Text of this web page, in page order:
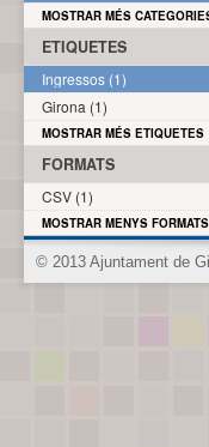
MOSTRAR MÉS
ETIQUETES
Ingressos (1)
Girona (1)
MOSTRAR MÉS ETIQUETES
FORMATS
CSV (1)
MOSTRAR MENYS FORMATS
© 2013 Ajuntament de